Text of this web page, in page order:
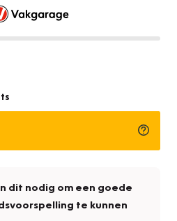
dit nodig om een goede
te kunnen